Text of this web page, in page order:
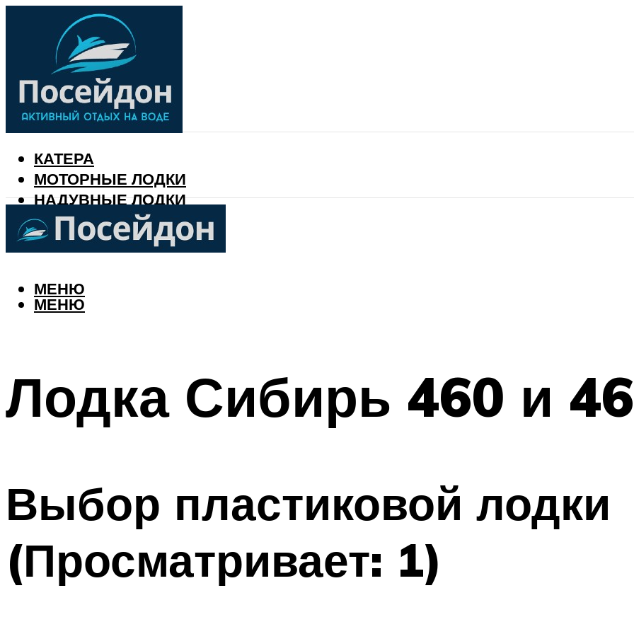
КАТЕРА
МОТОРНЫЕ ЛОДКИ
НАДУВНЫЕ ЛОДКИ
РЫБАЛКА
КАЛЕНДАРЬ РЫБАКА
МЕНЮ
МЕНЮ
Лодка Сибирь 460 и
Выбор пластиковой лодки
(Просматривает: 1)